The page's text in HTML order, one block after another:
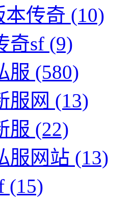
本传奇 (10)
奇sf (9)
服 (580)
服网 (13)
服 (22)
服网站 (13)
(15)